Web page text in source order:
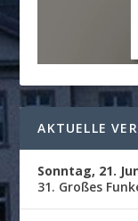
AKTUELLE
Sonntag, 21.
31. Großes